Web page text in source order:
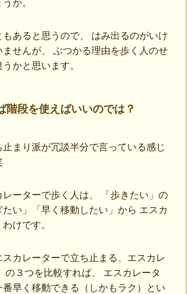
か。
あると思うので、 はみ出るのがいけ
ませんが、 ぶつかる理由を歩く人のせ
かと思います。
階段を使えばいいのでは？
止まり派が冗談半分で言っている感じ
レーターで歩く人は、 「歩きたい」の
い」「早く移動したい」から エスカ
けです。
スカレーターで立ち止まる、エスカレ
の３つを比較すれば、 エスカレータ
番早く移動できる（しかもラク）とい